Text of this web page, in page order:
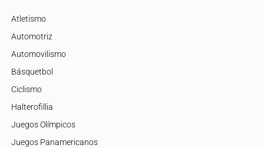
Atletismo
Automotriz
Automovilismo
Básquetbol
Ciclismo
Halterofillia
Juegos Olímpicos
Juegos Panamericanos